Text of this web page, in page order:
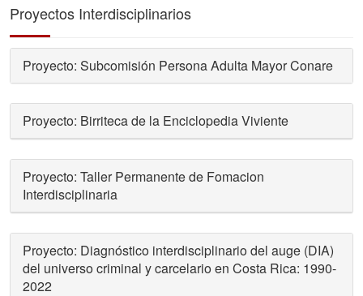
Proyectos Interdisciplinarios
Proyecto: Subcomisión Persona Adulta Mayor Conare
Proyecto: Birriteca de la Enciclopedia Viviente
Proyecto: Taller Permanente de Fomacion
Interdisciplinaria
Proyecto: Diagnóstico interdisciplinario del auge (DIA)
del universo criminal y carcelario en Costa Rica: 1990-
2022